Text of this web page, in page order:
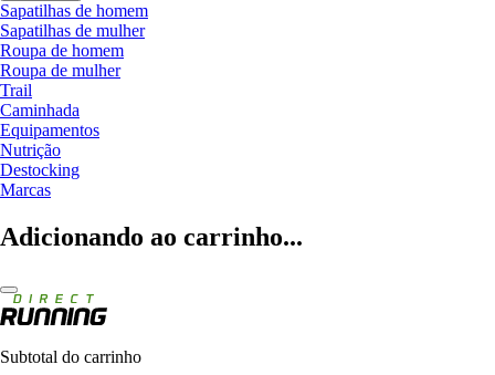
Sapatilhas de homem
Sapatilhas de mulher
Roupa de homem
Roupa de mulher
Trail
Caminhada
Equipamentos
Nutrição
Destocking
Marcas
Adicionando ao carrinho...
Subtotal do carrinho